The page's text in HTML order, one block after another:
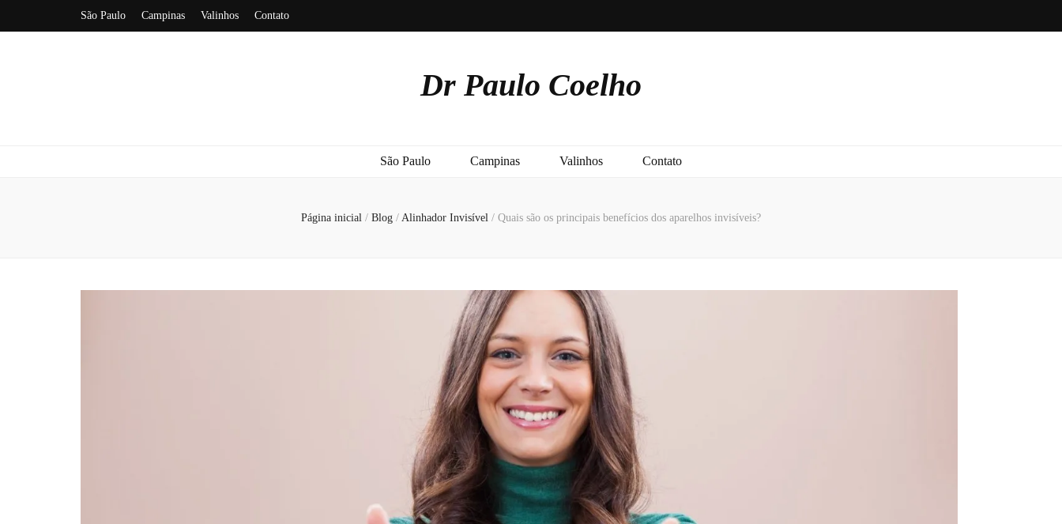
São Paulo Campinas Valinhos Contato
Dr Paulo Coelho
São Paulo Campinas Valinhos Contato
Página inicial / Blog / Alinhador Invisível / Quais são os principais benefícios dos aparelhos invisíveis?